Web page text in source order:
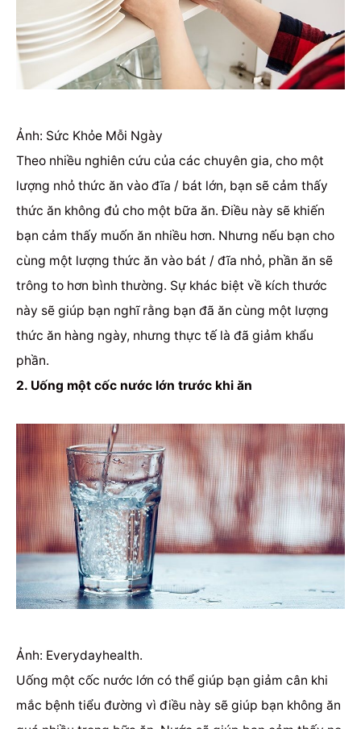
Ảnh: Sức Khỏe Mỗi Ngày
Theo nhiều nghiên cứu của các chuyên gia, cho một
lượng nhỏ thức ăn vào đĩa / bát lớn, bạn sẽ cảm thấy
thức ăn không đủ cho một bữa ăn.Điều này sẽ khiến
bạn cảm thấy muốn ăn nhiều hơn. Nhưng nếu bạn cho
cùng một lượng thức ăn vào bát / đĩa nhỏ, phần ăn sẽ
trông to hơn bình thường. Sự khác biệt về kích thước
này sẽ giúp bạn nghĩ rằng bạn đã ăn cùng một lượng
thức ăn hàng ngày, nhưng thực tế là đã giảm khẩu
phần.
2. Uống một cốc nước lớn trước khi ăn
Ảnh: Everydayhealth.
Uống một cốc nước lớn có thể giúp bạn giảm cân khi
mắc bệnh tiểu đường vì điều này sẽ giúp bạn không ăn